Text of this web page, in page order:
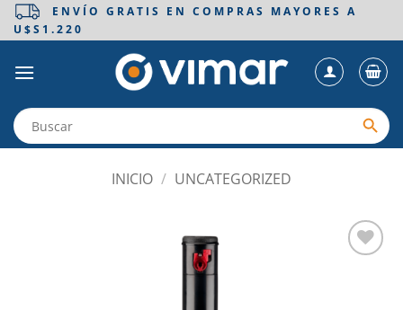
Saltar
ENVÍO GRATIS EN COMPRAS MAYORES A
U$S1.220
INICIO / UNCATEGORIZED